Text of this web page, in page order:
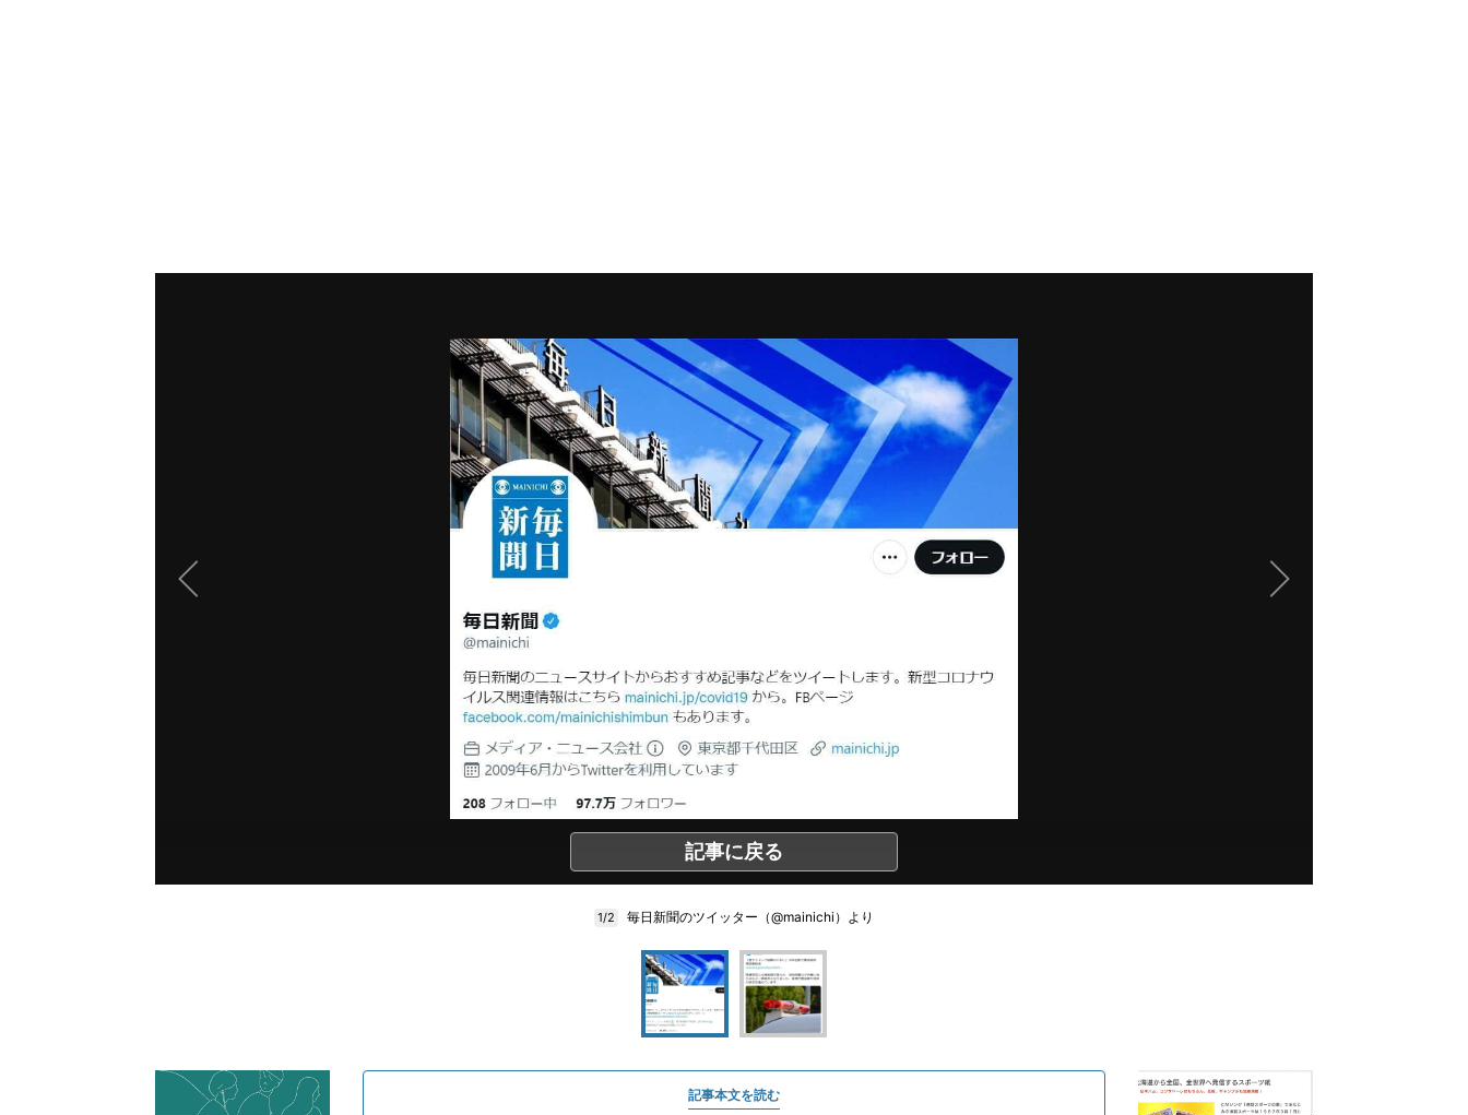
記事に戻る
1/2 毎日新聞のツイッター（@mainichi）より
記事本文を読む